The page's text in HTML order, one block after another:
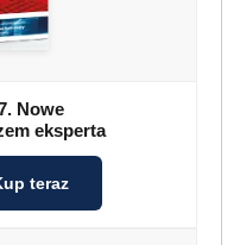
Nowe
eksperta
teraz